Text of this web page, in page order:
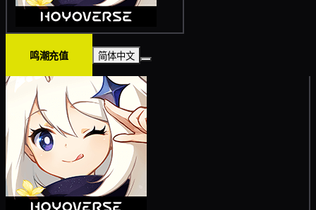
鸣潮充值 简体中文